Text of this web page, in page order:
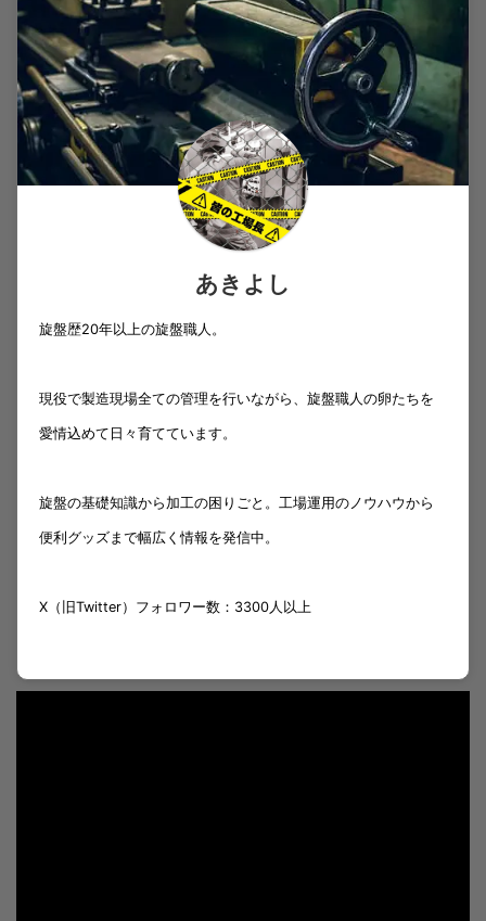
あきよし
旋盤歴20年以上の旋盤職人。
現役で製造現場全ての管理を行いながら、旋盤職人の卵たちを
愛情込めて日々育てています。
旋盤の基礎知識から加工の困りごと。工場運用のノウハウから
便利グッズまで幅広く情報を発信中。
X（旧Twitter）フォロワー数：3300人以上